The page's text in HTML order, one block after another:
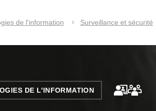
de l'information Surveillance et sécurité
DE L'INFORMATION